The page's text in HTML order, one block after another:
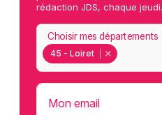
rédaction JDS, chaque jeudi.
45 - Loiret
Choisir mes départements
Mon email